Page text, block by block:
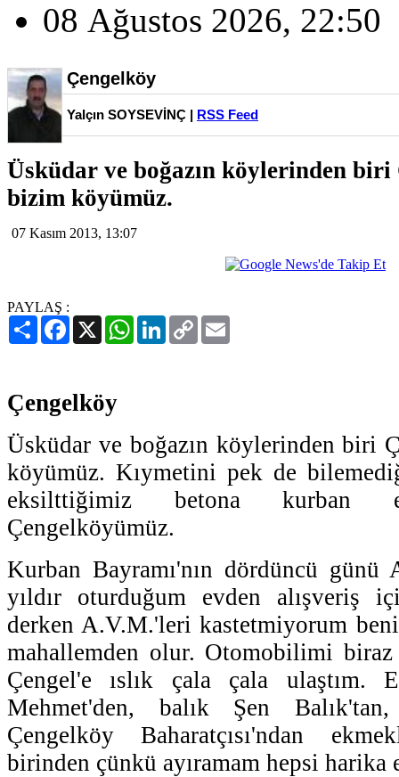
08 Ağustos 2026, 22:50
Çengelköy
Yalçın SOYSEVİNÇ | RSS Feed
Üsküdar ve boğazın köylerinden biri
bizim köyümüz.
07 Kasım 2013, 13:07
PAYLAŞ :
PaylaşFacebook
X WhatsAppLinkedIn
Copy
Link
Çengelköy
Üsküdar ve boğazın köylerinden biri
köyümüz. Kıymetini pek de
eksilttiğimiz betona kurban
Çengelköyümüz.
Kurban Bayramı'nın dördüncü
yıldır oturduğum evden alışveriş
derken A.V.M.'leri kastetmiyorum
mahallemden olur. Otomobilimi biraz
Çengel'e ıslık çala çala ulaştım.
Mehmet'den, balık Şen
Çengelköy Baharatçısı'ndan
birinden çünkü ayıramam hepsi harika